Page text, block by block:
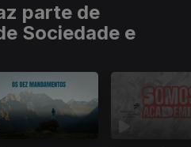
parte de
Sociedade e